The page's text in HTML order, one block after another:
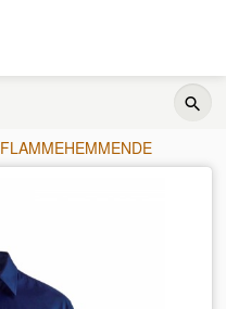
FLAMMEHEMMENDE